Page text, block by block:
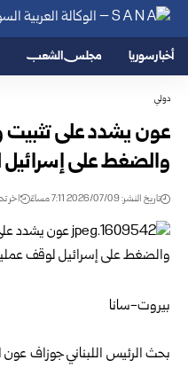
أخبار سوريا مجلس الشعب
دولي
عون يشدد على تثبيت
والضغط على إسرائيل
تاريخ النشر: 2026/07/09 7:11 مساءً اخر تحديث:
بيروت-سانا
بحث الرئيس اللبناني جوزاف